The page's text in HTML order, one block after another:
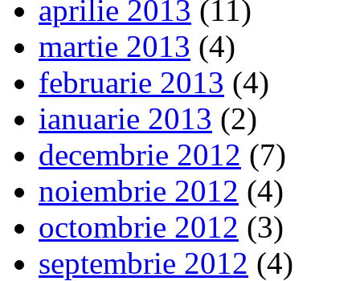
aprilie 2013 (11)
martie 2013 (4)
februarie 2013 (4)
ianuarie 2013 (2)
decembrie 2012 (7)
noiembrie 2012 (4)
octombrie 2012 (3)
septembrie 2012 (4)